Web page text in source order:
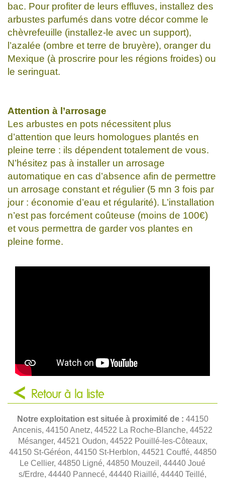
bac. Pour profiter de leurs effluves, installez des
arbustes parfumés dans votre décor comme le
chèvrefeuille (installez-le avec un support),
l’azalée (ombre et terre de bruyère), oranger du
Mexique (à proscrire pour les régions froides) ou
le seringuat.
Attention à l’arrosage
Les arbustes en pots nécessitent plus
d’attention que leurs homologues plantés en
pleine terre : ils dépendent totalement de vous.
N’hésitez pas à installer un arrosage
automatique en cas d’absence afin de permettre
un arrosage constant et régulier (5 mn 3 fois par
jour : économie d’eau et régularité). L’installation
n’est pas forcément coûteuse (moins de 100€)
et vous permettra de garder vos plantes en
pleine forme.
Retour à la liste
Notre exploitation est située à proximité de : 44150
Ancenis, 44150 Anetz, 44522 La Roche-Blanche, 44522
Mésanger, 44521 Oudon, 44522 Pouillé-les-Côteaux,
44150 St-Géréon, 44150 St-Herblon, 44521 Couffé, 44850
Le Cellier, 44850 Ligné, 44850 Mouzeil, 44440 Joué
s/Erdre, 44440 Pannecé, 44440 Riaillé, 44440 Teillé,